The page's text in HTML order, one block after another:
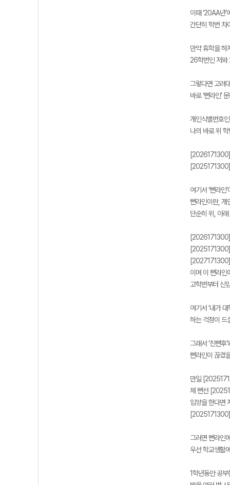
이때 ‘20AA년’
간단히 학번 차
만약 휴학을 하
26학번인 저와
그렇다면 고려
바로 ‘뻔라인’
개인식별번호인
나의 바로 위
여기서 ‘뻔라인
뻔라인이란, 개
단순히 위, 아
이며 이 뻔라인
고학번부터 신
여기서 ‘내가
하는 걱정이 드
그래서 ‘친뻔후
뻔라인이 끊겼
만일
제 뻔선
입양을 한다면
[2025171300]
그러면 뻔라인
우선 학교생활
1학년동안 공